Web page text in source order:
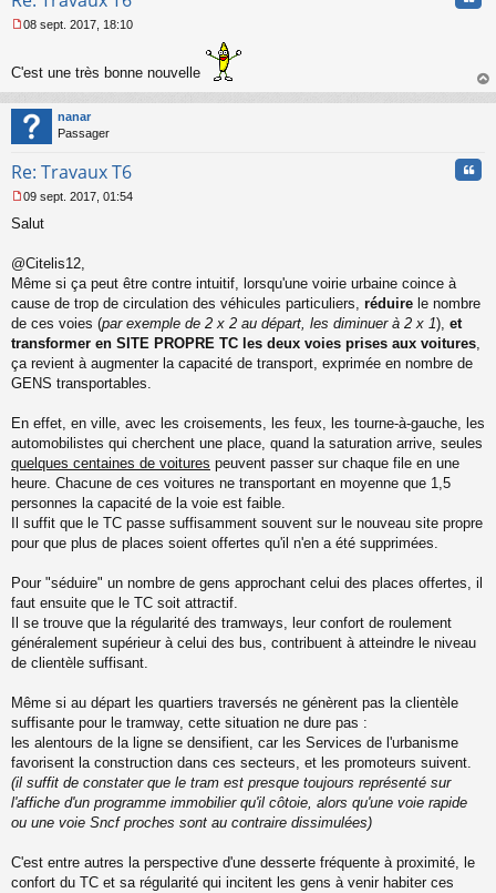
s
a
g
e
o
l
u
08 sept. 2017, 18:10
C'est une très bonne nouvelle
au
nanar
Passager
Re: Travaux T6
e
s
a
g
e
n
o
n
l
u
09 sept. 2017, 01:54
Salut
@Citelis12,
Même si ça peut être contre intuitif, lorsqu'une voirie urbaine coince à
cause de trop de circulation des véhicules particuliers, réduire le nombre
de ces voies (par exemple de 2 x 2 au départ, les diminuer à 2 x 1), et
transformer en SITE PROPRE TC les deux voies prises aux voitures,
ça revient à augmenter la capacité de transport, exprimée en nombre de
GENS transportables.
En effet, en ville, avec les croisements, les feux, les tourne-à-gauche, les
automobilistes qui cherchent une place, quand la saturation arrive, seules
quelques centaines de voitures peuvent passer sur chaque file en une
heure. Chacune de ces voitures ne transportant en moyenne que 1,5
personnes la capacité de la voie est faible.
Il suffit que le TC passe suffisamment souvent sur le nouveau site propre
pour que plus de places soient offertes qu'il n'en a été supprimées.
Pour "séduire" un nombre de gens approchant celui des places offertes, il
faut ensuite que le TC soit attractif.
Il se trouve que la régularité des tramways, leur confort de roulement
généralement supérieur à celui des bus, contribuent à atteindre le niveau
de clientèle suffisant.
Même si au départ les quartiers traversés ne génèrent pas la clientèle
suffisante pour le tramway, cette situation ne dure pas :
les alentours de la ligne se densifient, car les Services de l'urbanisme
favorisent la construction dans ces secteurs, et les promoteurs suivent.
(il suffit de constater que le tram est presque toujours représenté sur
l'affiche d'un programme immobilier qu'il côtoie, alors qu'une voie rapide
ou une voie Sncf proches sont au contraire dissimulées)
C'est entre autres la perspective d'une desserte fréquente à proximité, le
confort du TC et sa régularité qui incitent les gens à venir habiter ces